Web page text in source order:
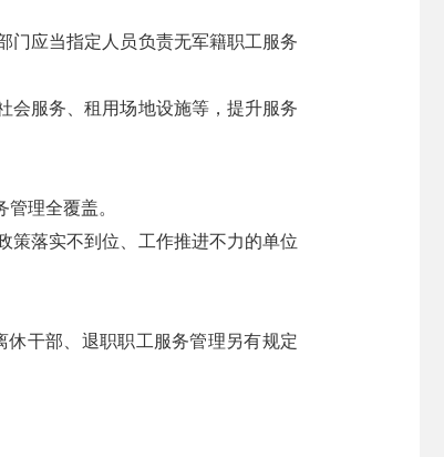
门应当指定人员负责无军籍职工服务
会服务、租用场地设施等，提升服务
理全覆盖。
策落实不到位、工作推进不力的单位
干部、退职职工服务管理另有规定